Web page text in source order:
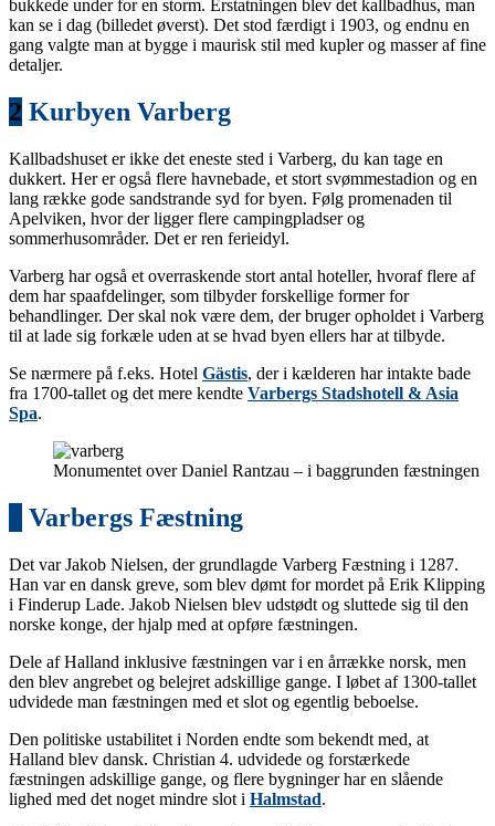
bukkede under for en storm. Erstatningen blev det kallbadhus, man
kan se i dag (billedet øverst). Det stod færdigt i 1903, og endnu en
gang valgte man at bygge i maurisk stil med kupler og masser af fine
detaljer.
2 Kurbyen Varberg
Kallbadshuset er ikke det eneste sted i Varberg, du kan tage en
dukkert. Her er også flere havnebade, et stort svømmestadion og en
lang række gode sandstrande syd for byen. Følg promenaden til
Apelviken, hvor der ligger flere campingpladser og
sommerhusområder. Det er ren ferieidyl.
Varberg har også et overraskende stort antal hoteller, hvoraf flere af
dem har spaafdelinger, som tilbyder forskellige former for
behandlinger. Der skal nok være dem, der bruger opholdet i Varberg
til at lade sig forkæle uden at se hvad byen ellers har at tilbyde.
Se nærmere på f.eks. Hotel Gästis, der i kælderen har intakte bade
fra 1700-tallet og det mere kendte Varbergs Stadshotell & Asia
Spa.
Monumentet over Daniel Rantzau – i baggrunden fæstningen
Varbergs Fæstning
Det var Jakob Nielsen, der grundlagde Varberg Fæstning i 1287.
Han var en dansk greve, som blev dømt for mordet på Erik Klipping
i Finderup Lade. Jakob Nielsen blev udstødt og sluttede sig til den
norske konge, der hjalp med at opføre fæstningen.
Dele af Halland inklusive fæstningen var i en årrække norsk, men
den blev angrebet og belejret adskillige gange. I løbet af 1300-tallet
udvidede man fæstningen med et slot og egentlig beboelse.
Den politiske ustabilitet i Norden endte som bekendt med, at
Halland blev dansk. Christian 4. udvidede og forstærkede
fæstningen adskillige gange, og flere bygninger har en slående
lighed med det noget mindre slot i Halmstad.